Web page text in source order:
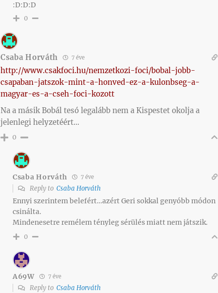
:D:D:D
0
Csaba Horváth 7 éve
http://www.csakfoci.hu/nemzetkozi-foci/bobal-jobb-
csapaban-jatszok-mint-a-honved-ez-a-kulonbseg-a-
magyar-es-a-cseh-foci-kozott
Na a másik Bobál tesó legalább nem a Kispestet okolja a
jelenlegi helyzetéért…
0
Csaba Horváth 7 éve
Reply to Csaba Horváth
Ennyi szerintem belefért…azért Geri sokkal genyóbb módon
csinálta.
Mindenesetre remélem tényleg sérülés miatt nem játszik.
0
A69W 7 éve
Reply to Csaba Horváth